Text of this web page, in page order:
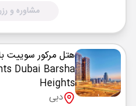
مشاوره و
هتل مرکور سوییت
Dubai Barsha
Heights
دبی